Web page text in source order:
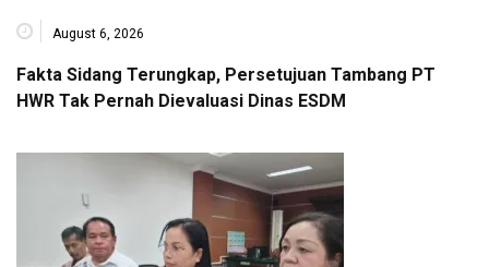
August 6, 2026
Fakta Sidang Terungkap, Persetujuan Tambang PT
HWR Tak Pernah Dievaluasi Dinas ESDM